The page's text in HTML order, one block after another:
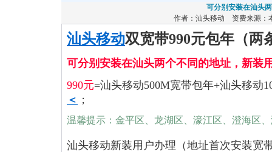
可分别安装在汕头
作者： 汕头移动 资费来源：
汕头移动双宽带990元包年（两
可分别安装在汕头两个不同的地址，新装
990元=汕头移动500M宽带包年+汕头移动
＜ ；
温馨提示：金平区、龙湖区、濠江区、澄海区
汕头移动新装用户办理（地址首次安装宽